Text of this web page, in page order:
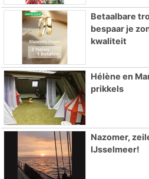
Betaalbare
bespaar je
kwaliteit
Hélène en
prikkels
Nazomer,
IJsselmeer!